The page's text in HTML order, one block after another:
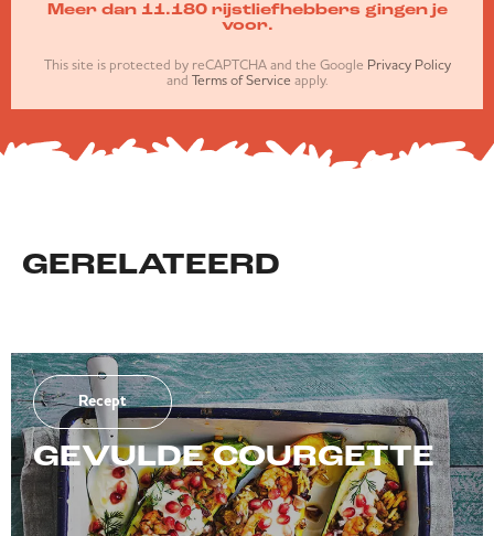
Meer dan 11.180 rijstliefhebbers gingen je
voor.
This site is protected by reCAPTCHA and the Google Privacy Policy
and Terms of Service apply.
GERELATEERD
Recept
GEVULDE COURGETTE